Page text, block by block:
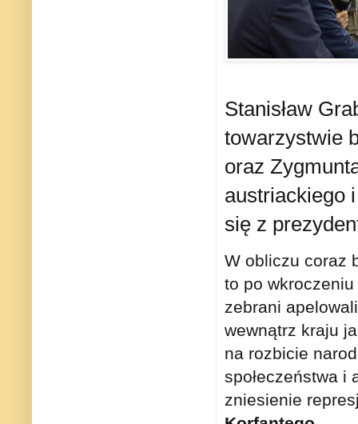
Stanisław
towarzystwie
oraz
austriackiego
się z
W obliczu coraz
to po
zebrani
wewnątrz kraju
na rozbicie
społeczeństwa i
zniesienie